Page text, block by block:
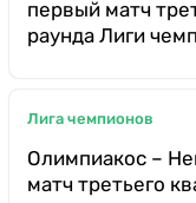
первый матч
раунда Лиги
Лига чемпионов
Олимпиакос –
матч третьего